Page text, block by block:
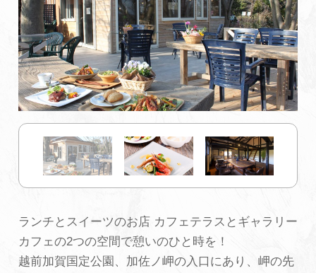
泊まる アクセス
マイページ
初めての加賀温泉郷
加賀に泊まって！北陸巡り♪
加賀 旅先納税
ランチとスイーツのお店 カフェテラスとギャラリー
カフェの2つの空間で憩いのひと時を！
越前加賀国定公園、加佐ノ岬の入口にあり、岬の先